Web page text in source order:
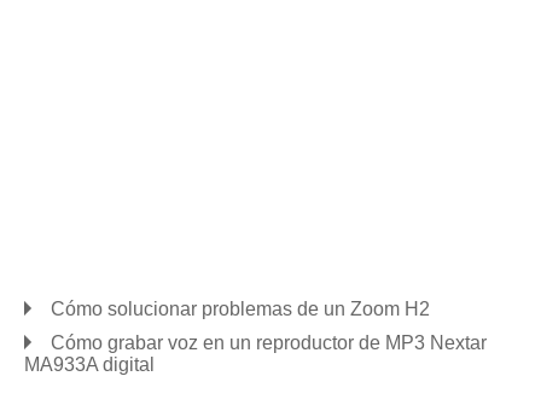
Cómo solucionar problemas de un Zoom H2
Cómo grabar voz en un reproductor de MP3 Nextar
MA933A digital